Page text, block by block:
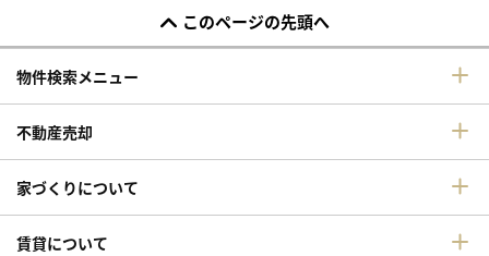
このページの先頭へ
物件検索メニュー
不動産売却
家づくりについて
賃貸について